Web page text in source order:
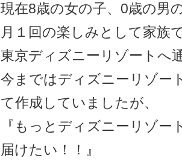
現在8歳の女の子、0歳の男
月１回の楽しみとして家族
東京ディズニーリゾートへ
今まではディズニーリゾー
て作成していましたが、
『もっとディズニーリゾー
届けたい！！』